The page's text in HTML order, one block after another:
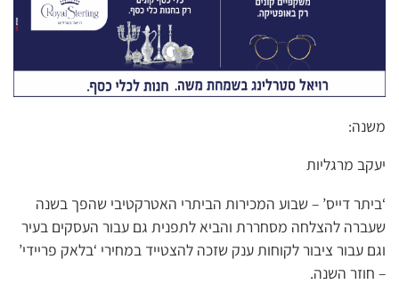
משנה:
יעקב מרגליות
‘ביתר דייס’ – שבוע המכירות הביתרי האטרקטיבי שהפך בשנה
שעברה להצלחה מסחררת והביא לתפנית גם עבור העסקים בעיר
וגם עבור ציבור לקוחות ענק שזכה להצטייד במחירי ‘בלאק פריידי’
– חוזר השנה.